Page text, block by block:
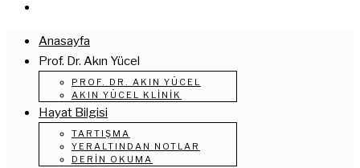
Anasayfa
Prof. Dr. Akın Yücel
PROF. DR. AKIN YÜCEL
AKIN YÜCEL KLINIK
Hayat Bilgisi
TARTIŞMA
YERALTINDAN NOTLAR
DERIN OKUMA